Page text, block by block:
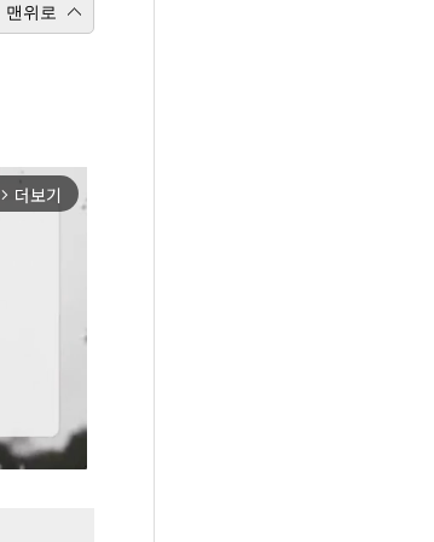
맨위로
arrow_forward_ios 더보기